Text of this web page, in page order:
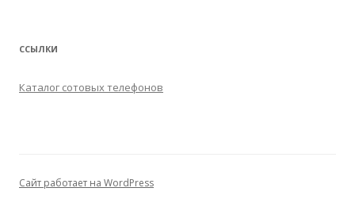
ССЫЛКИ
Каталог сотовых телефонов
Сайт работает на WordPress